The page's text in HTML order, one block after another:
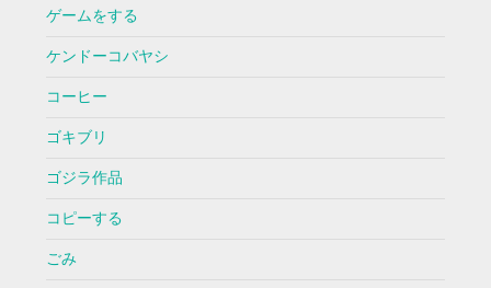
ゲームをする
ケンドーコバヤシ
コーヒー
ゴキブリ
ゴジラ作品
コピーする
ごみ